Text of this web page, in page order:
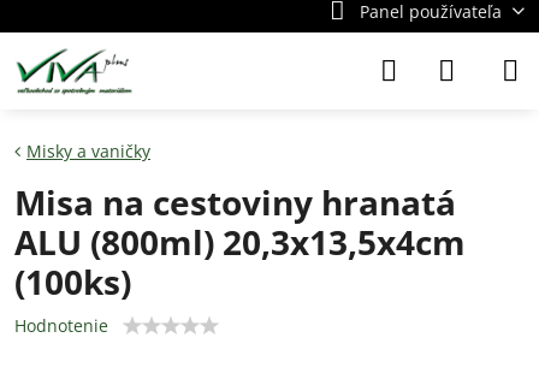
Panel používateľa
Misky a vaničky
Misa na cestoviny hranatá
ALU (800ml) 20,3x13,5x4cm
(100ks)
Hodnotenie